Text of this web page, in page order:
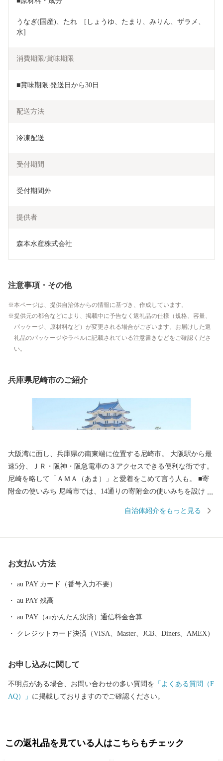
うなぎ(国産)、たれ　[しょうゆ、たまり、みりん、ザラメ、
水]
消費期限/賞味期限
■賞味期限:発送日から30日
配送方法
冷凍配送
受付期間
受付期間外
提供者
森本水産株式会社
注意事項・その他
本ページは、提供自治体からの情報に基づき、作成しています。
提供元の都合などにより、掲載中に予告なく返礼品の仕様（規格、容量、
パッケージ、原材料など）が変更される場合がございます。お届けした返
礼品のパッケージやラベルに記載されている注意書きなどをご確認くださ
い。
兵庫県尼崎市のご紹介
大阪湾に面し、兵庫県の南東端に位置する尼崎市。 大阪駅から最
速5分、ＪＲ・阪神・阪急電車の３アクセスできる便利な街です。
尼崎を略して「ＡＭＡ（あま）」と愛着をこめて言う人も。 ■寄
附金の使いみち 尼崎市では、14通りの寄附金の使いみちを設けて
犬・猫の殺処分ゼロを目指すなどの動物愛護に関する 基金などが
はその姿を見ることはできなくなりましたが、 当時の尼崎城西三
の丸エリアにあたる尼崎城址公園内に本丸の一部である 天守が整
崎城が蘇りました。
自治体紹介をもっと見る
お支払い方法
au PAY カード（番号入力不要）
au PAY 残高
au PAY（auかんたん決済）通信料金合算
クレジットカード決済（VISA、Master、JCB、Diners、AMEX）
お申し込みに関して
不明点がある場合、お問い合わせの多い質問を 「よくある質問（F
AQ）」 に掲載しておりますのでご確認ください。
この返礼品を見ている人はこちらもチェック